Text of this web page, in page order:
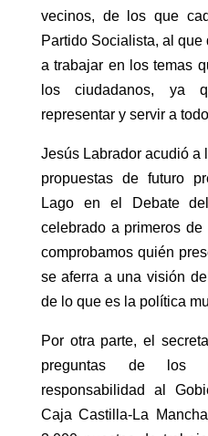
vecinos, de los que
Partido Socialista, al
a trabajar en los temas
los ciudadanos, ya
representar y servir a
Jesús Labrador acudió a
propuestas de futuro
Lago en el Debate
celebrado a primeros
comprobamos quién
se aferra a una visión
de lo que es la política
Por otra parte, el
preguntas de los
responsabilidad al
Caja Castilla-La